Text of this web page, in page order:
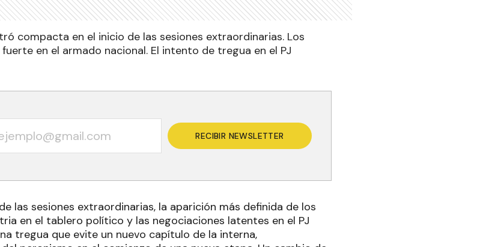
compacta en el inicio de las sesiones extraordinarias. Los
en el armado nacional. El intento de tregua en el PJ
RECIBIR NEWSLETTER
las sesiones extraordinarias, la aparición más definida de los
en el tablero político y las negociaciones latentes en el PJ
tregua que evite un nuevo capítulo de la interna,